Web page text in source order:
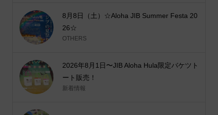
8月8日（土）☆Aloha JIB Summer Festa 20
26☆
OTHERS
2026年8月1日〜JIB Aloha Hula限定バケツト
ート販売！
新着情報